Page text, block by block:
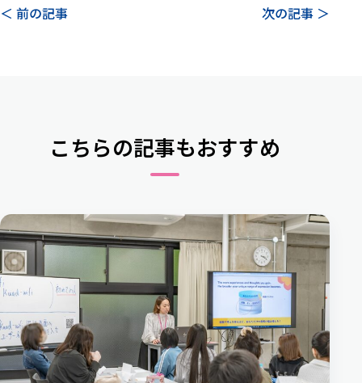
＜ 前の記事 次の記事 ＞
こちらの記事もおすすめ